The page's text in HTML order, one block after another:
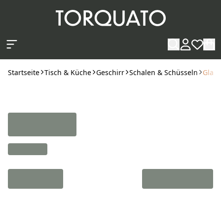
Startseite Tisch & Küche Geschirr Schalen & Schüsseln Glas